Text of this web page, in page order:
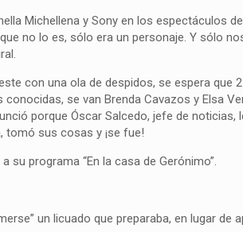
Michellena y Sony en los espectáculos
no lo es, sólo era un personaje. Y sólo
con una ola de despidos, se espera que
se van Brenda Cavazos y Elsa
porque Óscar Salcedo, jefe de noticias,
tomó sus cosas y ¡se fue!
su programa “En la casa de Gerónimo”.
un licuado que preparaba, en lugar de